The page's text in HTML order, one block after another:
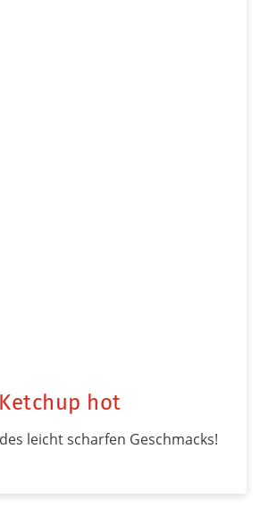
Ketchup hot
leicht scharfen Geschmacks!